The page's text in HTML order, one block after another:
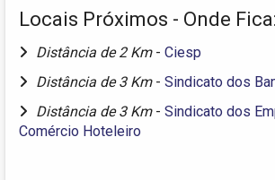
Locais Próximos - Onde Fica:
Distância de 2 Km - Ciesp
Distância de 3 Km - Sindicato dos
Distância de 3 Km - Sindicato dos
Comércio Hoteleiro